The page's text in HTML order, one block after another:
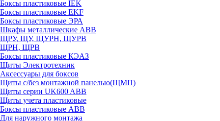
Боксы пластиковые IEK
Боксы пластиковые EKF
Боксы пластиковые ЭРА
Шкафы металлические ABB
ЩРУ, ЩУ, ЩУРН, ЩУРВ
ЩРН, ЩРВ
Боксы пластиковые КЭАЗ
Щиты Электротехник
Аксессуары для боксов
Щиты с/без монтажной панелью(ЩМП)
Щиты серии UK600 ABB
Щиты учета пластиковые
Боксы пластиковые ABB
Для наружного монтажа